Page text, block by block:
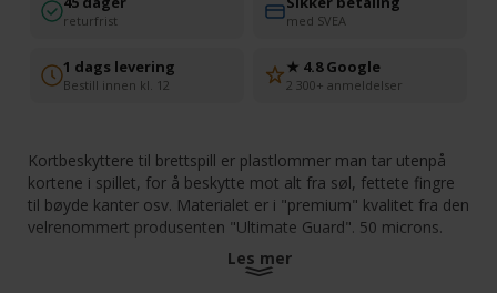
returfrist med SVEA
1 dags levering
Bestill innen kl. 12
★ 4.8 Google
2 300+ anmeldelser
Kortbeskyttere til brettspill er plastlommer man tar utenpå
kortene i spillet, for å beskytte mot alt fra søl, fettete fingre
til bøyde kanter osv. Materialet er i "premium" kvalitet fra den
velrenommert produsenten "Ultimate Guard". 50 microns.
Passer perfekt til spill som f.eks:
Les mer